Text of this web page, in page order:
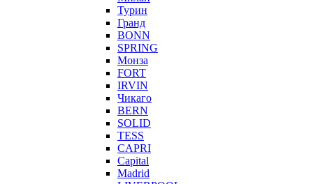
Турин
Гранд
BONN
SPRING
Монза
FORT
IRVIN
Чикаго
BERN
SOLID
TESS
CAPRI
Capital
Madrid